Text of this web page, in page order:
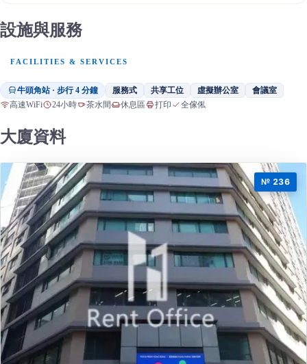
設施與服務
FACILITIES & SERVICES
牛頭角站 · 步行 4 分鐘 服務式 共享工位 虛擬辦公室 會議室
高速WiFi 24小時 茶水間 休息區 打印 全傢俬
大廈資料
№ 236